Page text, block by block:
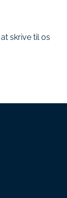
skrive til os